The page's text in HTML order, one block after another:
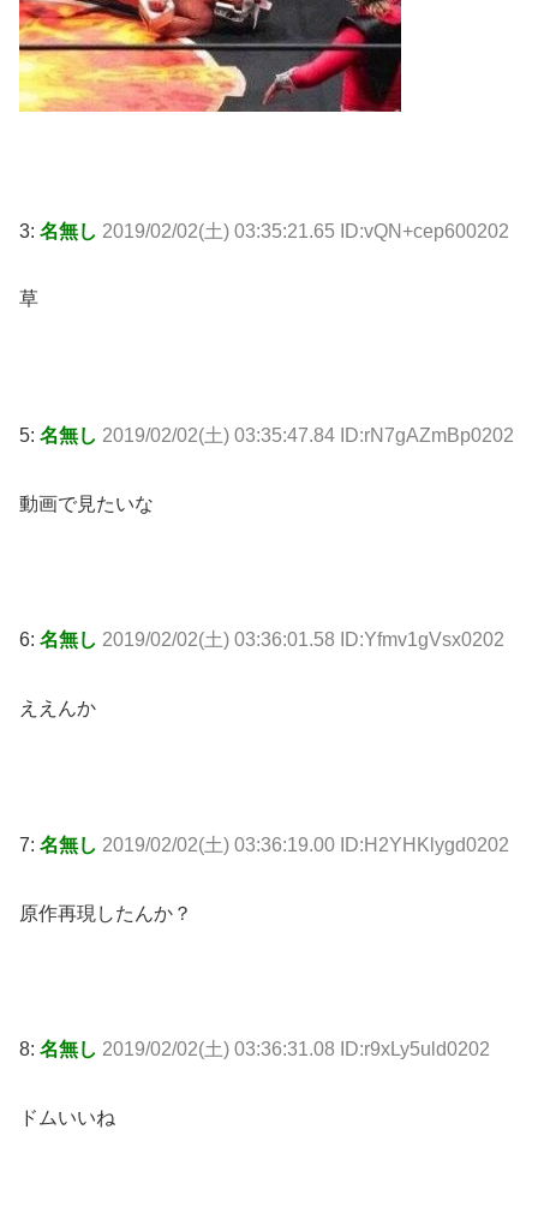
3: 名無し 2019/02/02(土) 03:35:21.65 ID:vQN+cep600202
草
5: 名無し 2019/02/02(土) 03:35:47.84 ID:rN7gAZmBp0202
動画で見たいな
6: 名無し 2019/02/02(土) 03:36:01.58 ID:Yfmv1gVsx0202
ええんか
7: 名無し 2019/02/02(土) 03:36:19.00 ID:H2YHKlygd0202
原作再現したんか？
8: 名無し 2019/02/02(土) 03:36:31.08 ID:r9xLy5uld0202
ドムいいね